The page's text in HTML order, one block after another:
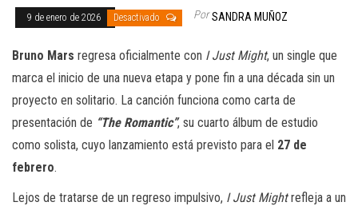
9 de enero de 2026 Desactivado Por SANDRA MUÑOZ
Bruno Mars regresa oficialmente con I Just Might, un single que
marca el inicio de una nueva etapa y pone fin a una década sin un
proyecto en solitario. La canción funciona como carta de
presentación de “The Romantic”, su cuarto álbum de estudio
como solista, cuyo lanzamiento está previsto para el 27 de
febrero.
Lejos de tratarse de un regreso impulsivo, I Just Mightrefleja a un